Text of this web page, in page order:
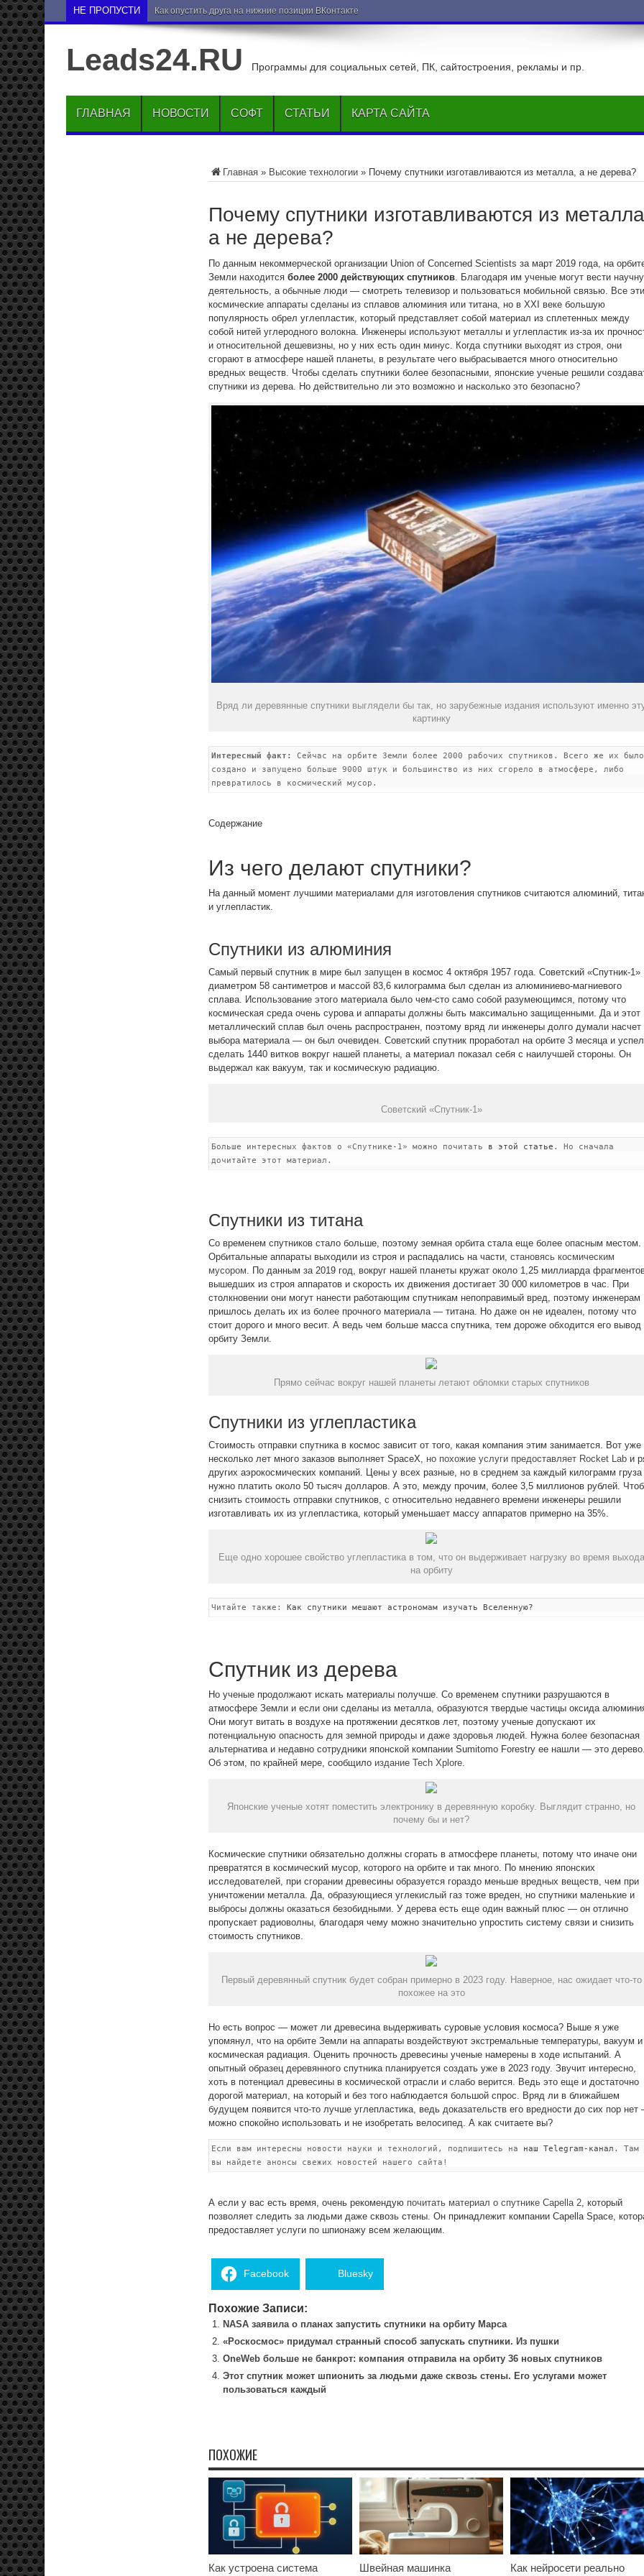
НЕ ПРОПУСТИ Как опустить друга на нижние позиции ВКонтакте
Leads24.RU Программы для социальных сетей, ПК, сайтостроения, рекламы и пр.
ГЛАВНАЯ НОВОСТИ СОФТ СТАТЬИ КАРТА САЙТА
Главная » Высокие технологии » Почему спутники изготавливаются из металла, а не дерева?
Почему спутники изготавливаются из
а не дерева?
По данным некоммерческой организации Union of Concerned Scientists за март 2019 года, на
Земли находится более 2000 действующих спутников. Благодаря им ученые могут вести
деятельность, а обычные люди — смотреть телевизор и пользоваться мобильной связью. Все эти
космические аппараты сделаны из сплавов алюминия или титана, но в XXI веке большую
популярность обрел углепластик, который представляет собой материал из сплетенных между
собой нитей углеродного волокна. Инженеры используют металлы и углепластик из-за их
и относительной дешевизны, но у них есть один минус. Когда спутники выходят из строя, они
сгорают в атмосфере нашей планеты, в результате чего выбрасывается много относительно
вредных веществ. Чтобы сделать спутники более безопасными, японские ученые решили
спутники из дерева. Но действительно ли это возможно и насколько это безопасно?
Вряд ли деревянные спутники выглядели бы так, но зарубежные издания используют именно
картинку
Интересный факт:
Сейчас на орбите Земли более 2000 рабочих спутников. Всего же их было
создано и запущено больше 9000 штук и большинство из них сгорело в атмосфере, либо
превратилось в космический мусор.
Содержание
Из чего делают спутники?
На данный момент лучшими материалами для изготовления спутников считаются алюминий,
и углепластик.
Спутники из алюминия
Самый первый спутник в мире был запущен в космос 4 октября 1957 года. Советский «Спутник-1»
диаметром 58 сантиметров и массой 83,6 килограмма был сделан из алюминиево-магниевого
сплава. Использование этого материала было чем-сто само собой разумеющимся, потому что
космическая среда очень сурова и аппараты должны быть максимально защищенными. Да и этот
металлический сплав был очень распространен, поэтому вряд ли инженеры долго думали насчет
выбора материала — он был очевиден. Советский спутник проработал на орбите 3 месяца и успел
сделать 1440 витков вокруг нашей планеты, а материал показал себя с наилучшей стороны. Он
выдержал как вакуум, так и космическую радиацию.
Советский «Спутник-1»
Больше интересных фактов о «Спутнике-1» можно почитать в этой статье . Но сначала
дочитайте этот материал.
Спутники из титана
Со временем спутников стало больше, поэтому земная орбита стала еще более опасным местом.
Орбитальные аппараты выходили из строя и распадались на части, становясь космическим
мусором . По данным за 2019 год, вокруг нашей планеты кружат около 1,25 миллиарда
вышедших из строя аппаратов и скорость их движения достигает 30 000 километров в час. При
столкновении они могут нанести работающим спутникам непоправимый вред, поэтому инженерам
пришлось делать их из более прочного материала — титана. Но даже он не идеален, потому что
стоит дорого и много весит. А ведь чем больше масса спутника, тем дороже обходится его вывод
орбиту Земли.
Прямо сейчас вокруг нашей планеты летают обломки старых спутников
Спутники из углепластика
Стоимость отправки спутника в космос зависит от того, какая компания этим занимается. Вот уже
несколько лет много заказов выполняет SpaceX, но похожие услуги предоставляет Rocket Lab и
других аэрокосмических компаний. Цены у всех разные, но в среднем за каждый килограмм груза
нужно платить около 50 тысяч долларов. А это, между прочим, более 3,5 миллионов рублей.
снизить стоимость отправки спутников, с относительно недавнего времени инженеры решили
изготавливать их из углепластика, который уменьшает массу аппаратов примерно на 35%.
Еще одно хорошее свойство углепластика в том, что он выдерживает нагрузку во время выхода
на орбиту
Читайте также: Как спутники мешают астрономам изучать Вселенную?
Спутник из дерева
Но ученые продолжают искать материалы получше. Со временем спутники разрушаются в
атмосфере Земли и если они сделаны из металла, образуются твердые частицы оксида
Они могут витать в воздухе на протяжении десятков лет, поэтому ученые допускают их
потенциальную опасность для земной природы и даже здоровья людей. Нужна более безопасная
альтернатива и недавно сотрудники японской компании Sumitomo Forestry ее нашли — это
Об этом, по крайней мере, сообщило издание Tech Xplore
Японские ученые хотят поместить электронику в деревянную коробку. Выглядит странно, но
почему бы и нет?
Космические спутники обязательно должны сгорать в атмосфере планеты, потому что иначе они
превратятся в космический мусор, которого на орбите и так много. По мнению японских
исследователей, при сгорании древесины образуется гораздо меньше вредных веществ, чем при
уничтожении металла. Да, образующиеся углекислый газ тоже вреден, но спутники маленькие и
выбросы должны оказаться безобидными. У дерева есть еще один важный плюс — он отлично
пропускает радиоволны, благодаря чему можно значительно упростить систему связи и снизить
стоимость спутников.
Первый деревянный спутник будет собран примерно в 2023 году. Наверное, нас ожидает что-то
похожее на это
Но есть вопрос — может ли древесина выдерживать суровые условия космоса? Выше я уже
упомянул, что на орбите Земли на аппараты воздействуют экстремальные температуры, вакуум и
космическая радиация. Оценить прочность древесины ученые намерены в ходе испытаний. А
опытный образец деревянного спутника планируется создать уже в 2023 году. Звучит интересно,
хоть в потенциал древесины в космической отрасли и слабо верится. Ведь это еще и достаточно
дорогой материал, на который и без того наблюдается большой спрос. Вряд ли в ближайшем
будущем появится что-то лучше углепластика, ведь доказательств его вредности до сих пор
можно спокойно использовать и не изобретать велосипед. А как считаете вы?
Если вам интересны новости науки и технологий, подпишитесь на наш Telegram-канал . Там
вы найдете анонсы свежих новостей нашего сайта!
А если у вас есть время, очень рекомендую почитать материал о спутнике Capella 2 , который
позволяет следить за людьми даже сквозь стены. Он принадлежит компании Capella Space,
предоставляет услуги по шпионажу всем желающим.
Facebook Bluesky
Похожие Записи:
NASA заявила о планах запустить спутники на орбиту Марса
«Роскосмос» придумал странный способ запускать спутники. Из пушки
OneWeb больше не банкрот: компания отправила на орбиту 36 новых спутников
Этот спутник может шпионить за людьми даже сквозь стены. Его услугами может
пользоваться каждый
ПОХОЖИЕ
Как устроена система
Швейная машинка
Как нейросети реально